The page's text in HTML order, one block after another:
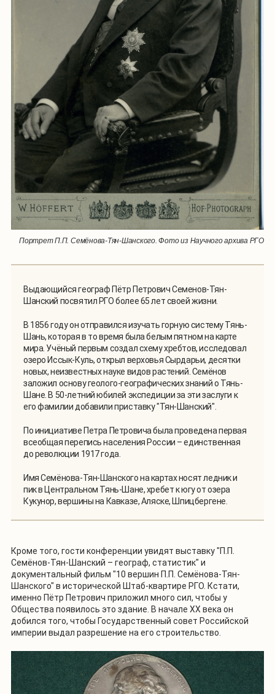
Портрет П.П. Семёнова-Тян-Шанского. Фото из Научного архива РГО
Выдающийся географ Пётр Петрович Семенов-Тян-
Шанский посвятил РГО более 65 лет своей жизни.
В 1856 году он отправился изучать горную систему Тянь-
Шань, которая в то время была белым пятном на карте
мира. Учёный первым создал схему хребтов, исследовал
озеро Иссык-Куль, открыл верховья Сырдарьи, десятки
новых, неизвестных науке видов растений. Семёнов
заложил основу геолого-географических знаний о Тянь-
Шане. В 50-летний юбилей экспедиции за эти заслуги к
его фамилии добавили приставку "Тян-Шанский".
По инициативе Петра Петровича была проведена первая
всеобщая перепись населения России – единственная
до революции 1917 года.
Имя Семёнова-Тян-Шанского на картах носят ледник и
пик в Центральном Тянь-Шане, хребет к югу от озера
Кукунор, вершины на Кавказе, Аляске, Шпицбергене.
Кроме того, гости конференции увидят выставку "П.П.
Семёнов-Тян-Шанский – географ, статистик" и
документальный фильм "10 вершин П.П. Семёнова-Тян-
Шанского" в исторической Штаб-квартире РГО. Кстати,
именно Пётр Петрович приложил много сил, чтобы у
Общества появилось это здание. В начале XX века он
добился того, чтобы Государственный совет Российской
империи выдал разрешение на его строительство.